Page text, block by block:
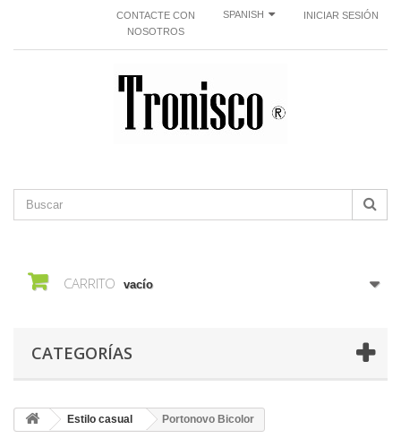
INICIAR SESIÓN
SPANISH
CONTACTE CON
NOSOTROS
CARRITO vacío
CATEGORÍAS
Estilo casual Portonovo Bicolor